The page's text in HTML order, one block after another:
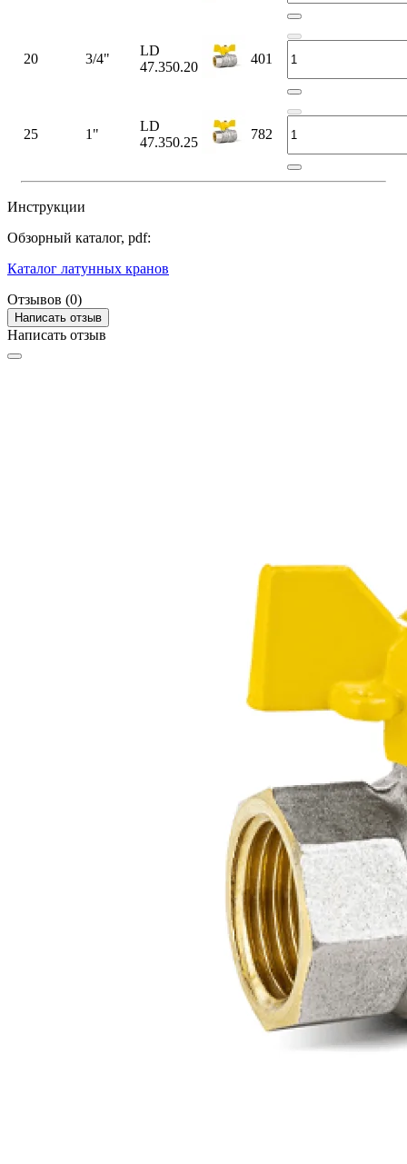
20 3/4"
LD
47.350.20
401
25 1"
LD
47.350.25
782
Инструкции
Обзорный каталог, pdf:
Каталог латунных кранов
Отзывов (0)
Написать отзыв
Написать отзыв